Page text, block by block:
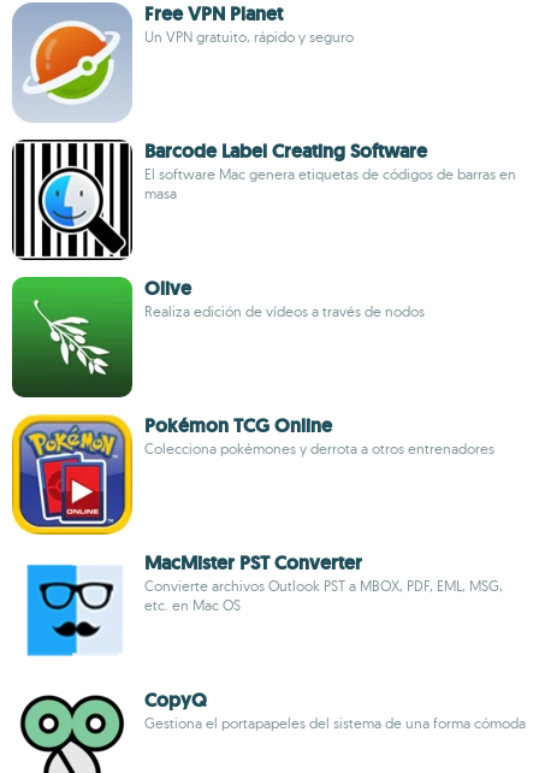
Free VPN Planet
Un VPN gratuito, rápido y seguro
Barcode Label Creating Software
El software Mac genera etiquetas de códigos de barras en
masa
Olive
Realiza edición de vídeos a través de nodos
Pokémon TCG Online
Colecciona pokémones y derrota a otros entrenadores
MacMister PST Converter
Convierte archivos Outlook PST a MBOX, PDF, EML, MSG,
etc. en Mac OS
CopyQ
Gestiona el portapapeles del sistema de una forma cómoda